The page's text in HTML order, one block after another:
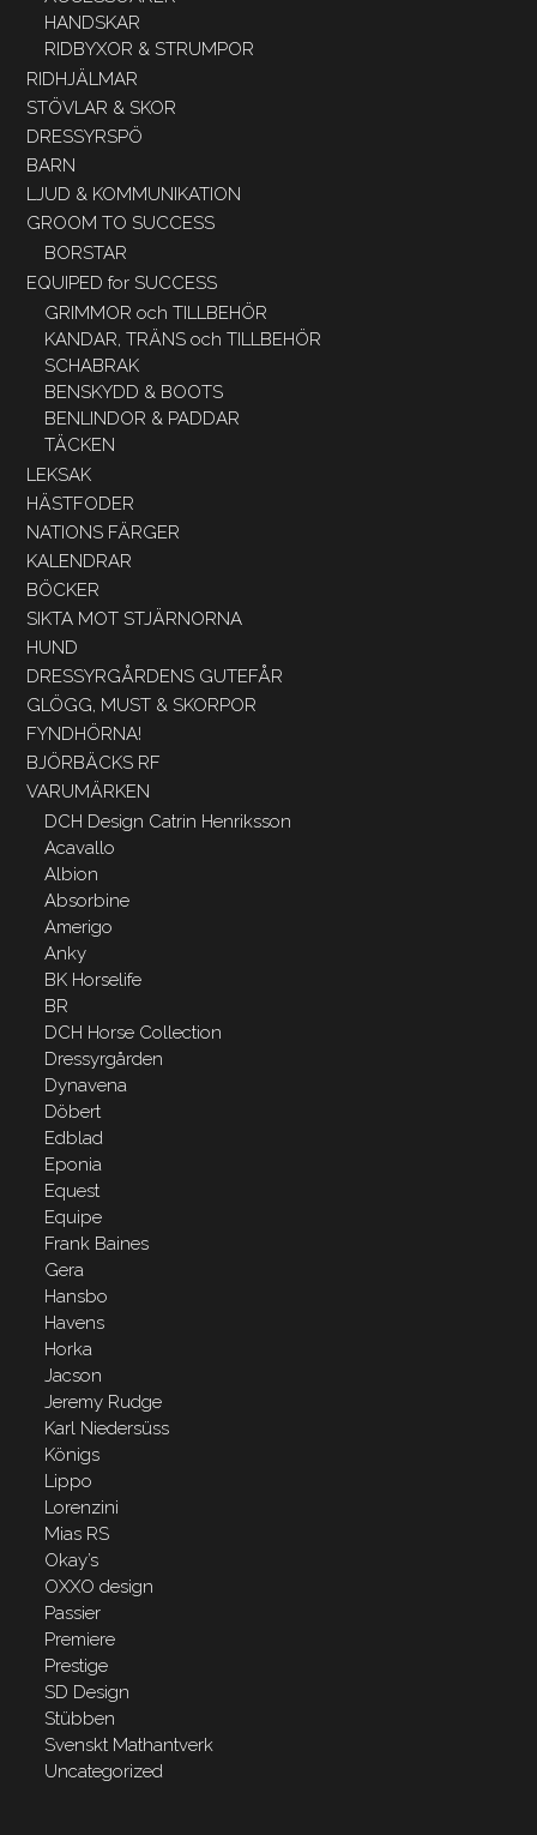
HANDSKAR
RIDBYXOR & STRUMPOR
RIDHJÄLMAR
STÖVLAR & SKOR
DRESSYRSPÖ
BARN
LJUD & KOMMUNIKATION
GROOM TO SUCCESS
BORSTAR
EQUIPED for SUCCESS
GRIMMOR och TILLBEHÖR
KANDAR, TRÄNS och TILLBEHÖR
SCHABRAK
BENSKYDD & BOOTS
BENLINDOR & PADDAR
TÄCKEN
LEKSAK
HÄSTFODER
NATIONS FÄRGER
KALENDRAR
BÖCKER
SIKTA MOT STJÄRNORNA
HUND
DRESSYRGÅRDENS GUTEFÅR
GLÖGG, MUST & SKORPOR
FYNDHÖRNA!
BJÖRBÄCKS RF
VARUMÄRKEN
DCH Design Catrin Henriksson
Acavallo
Albion
Absorbine
Amerigo
Anky
BK Horselife
BR
DCH Horse Collection
Dressyrgården
Dynavena
Döbert
Edblad
Eponia
Equest
Equipe
Frank Baines
Gera
Hansbo
Havens
Horka
Jacson
Jeremy Rudge
Karl Niedersüss
Königs
Lippo
Lorenzini
Mias RS
Okay’s
OXXO design
Passier
Premiere
Prestige
SD Design
Stübben
Svenskt Mathantverk
Uncategorized